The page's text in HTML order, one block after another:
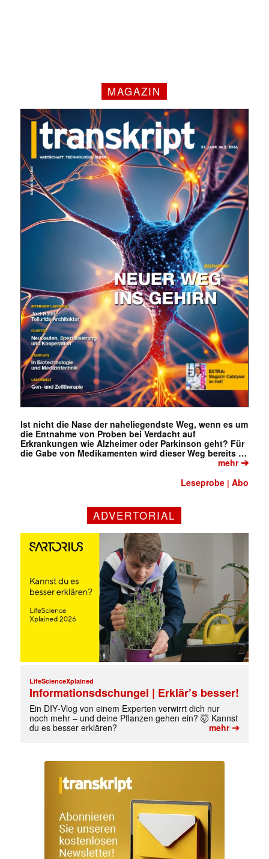
✕
MAGAZIN
Ist nicht die Nase der naheliegendste Weg, wenn es um
die Entnahme von Proben bei Verdacht auf
Erkrankungen wie Alzheimer oder Parkinson geht? Für
die Gabe von Medikamenten wird dieser Weg bereits …
mehr➔
Leseprobe |Abo
ADVERTORIAL
LifeScienceXplained
Informationsdschungel | Erklär’s besser!
Ein DIY‑Vlog von einem Experten verwirrt dich nur
noch mehr – und deine Pflanzen gehen ein? 🤯 Kannst
du es besser erklären?
mehr➔